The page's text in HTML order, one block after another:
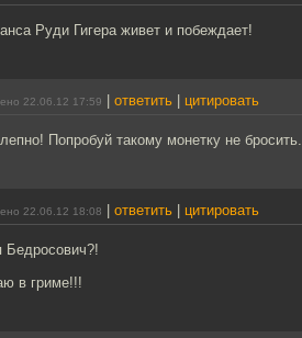
Руди Гигера живет и побеждает!
22.06.12 17:59 ответить цитировать
Попробуй такому монетку не бросить.
22.06.12 18:08 ответить цитировать
Бедросович?!
в гриме!!!